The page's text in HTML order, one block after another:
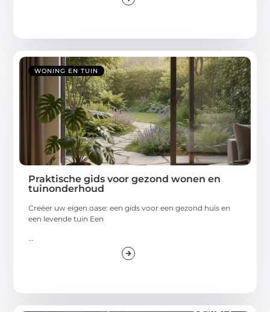
WONING EN TUIN
Praktische gids voor gezond wonen en
tuinonderhoud
Creëer uw eigen oase: een gids voor een gezond huis en
een levende tuin Een
...